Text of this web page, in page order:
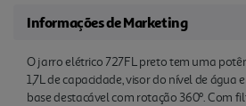
Informações de Marketing
O jarro elétrico 727FL preto tem uma
1,7L de capacidade, visor do nível de água
base destacável com rotação 360º. Com